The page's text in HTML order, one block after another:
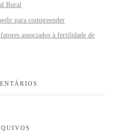
Rural
para compreender
associados à fertilidade de